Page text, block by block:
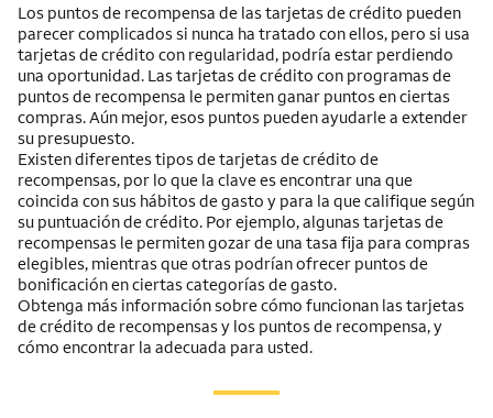
Los puntos de recompensa de las tarjetas de crédito pueden
parecer complicados si nunca ha tratado con ellos, pero si usa
tarjetas de crédito con regularidad, podría estar perdiendo
una oportunidad. Las tarjetas de crédito con programas de
puntos de recompensa le permiten ganar puntos en ciertas
compras. Aún mejor, esos puntos pueden ayudarle a extender
su presupuesto.
Existen diferentes tipos de tarjetas de crédito de
recompensas, por lo que la clave es encontrar una que
coincida con sus hábitos de gasto y para la que califique según
su puntuación de crédito. Por ejemplo, algunas tarjetas de
recompensas le permiten gozar de una tasa fija para compras
elegibles, mientras que otras podrían ofrecer puntos de
bonificación en ciertas categorías de gasto.
Obtenga más información sobre cómo funcionan las tarjetas
de crédito de recompensas y los puntos de recompensa, y
cómo encontrar la adecuada para usted.